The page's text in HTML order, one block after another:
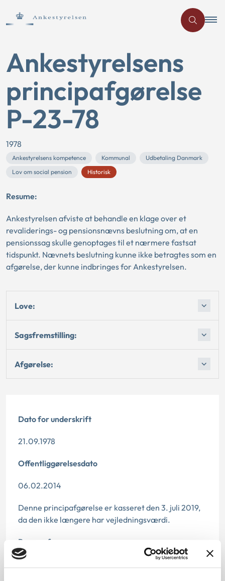
Ankestyrelsens
principafgørelse
P-23-78
1978
Ankestyrelsens kompetence Kommunal
Udbetaling Danmark
Lov om social pension
Historisk
Resume:
Ankestyrelsen afviste at behandle en klage over et
revaliderings- og pensionsnævns beslutning om, at en
pensionssag skulle genoptages til et nærmere fastsat
tidspunkt. Nævnets beslutning kunne ikke betragtes som en
afgørelse, der kunne indbringes for Ankestyrelsen.
Love:
Sagsfremstilling:
Afgørelse:
Dato for underskrift
21.09.1978
Offentliggørelsesdato
06.02.2014
Denne principafgørelse er kasseret den 3. juli 2019,
da den ikke længere har vejledningsværdi.
Paragraf